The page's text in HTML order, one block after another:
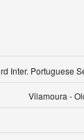
Inter. Portuguese
Vilamoura -